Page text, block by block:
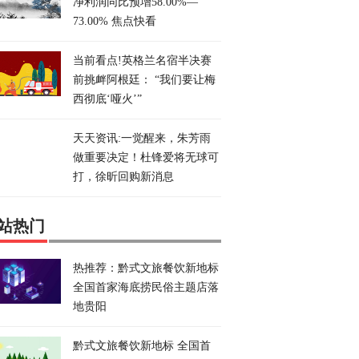
73.00% 焦点快看
当前看点!英格兰名宿半决赛
前挑衅阿根廷： “我们要让梅
西彻底‘哑火’”
天天资讯:一觉醒来，朱芳雨
做重要决定！杜锋爱将无球可
打，徐昕回购新消息
热门
热推荐：黔式文旅餐饮新地标
全国首家海底捞民俗主题店落
地贵阳
黔式文旅餐饮新地标 全国首